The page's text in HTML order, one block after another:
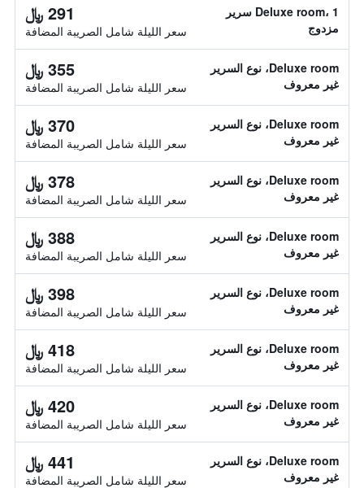
Deluxe room، 1 سرير
مزدوج
291 ﷼
سعر الليلة شامل الصريبة المضافة
Deluxe room، نوع السرير
غير معروف
355 ﷼
سعر الليلة شامل الصريبة المضافة
Deluxe room، نوع السرير
غير معروف
370 ﷼
سعر الليلة شامل الصريبة المضافة
Deluxe room، نوع السرير
غير معروف
378 ﷼
سعر الليلة شامل الصريبة المضافة
Deluxe room، نوع السرير
غير معروف
388 ﷼
سعر الليلة شامل الصريبة المضافة
Deluxe room، نوع السرير
غير معروف
398 ﷼
سعر الليلة شامل الصريبة المضافة
Deluxe room، نوع السرير
غير معروف
418 ﷼
سعر الليلة شامل الصريبة المضافة
Deluxe room، نوع السرير
غير معروف
420 ﷼
سعر الليلة شامل الصريبة المضافة
Deluxe room، نوع السرير
غير معروف
441 ﷼
سعر الليلة شامل الصريبة المضافة